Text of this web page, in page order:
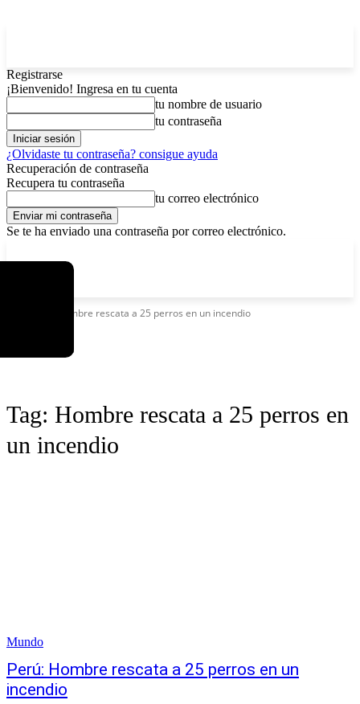
Registrarse
¡Bienvenido! Ingresa en tu cuenta
tu nombre de usuario
tu contraseña
¿Olvidaste tu contraseña? consigue ayuda
Recuperación de contraseña
Recupera tu contraseña
tu correo electrónico
Se te ha enviado una contraseña por correo electrónico.
Hombre rescata a 25 perros en un incendio
Tag: Hombre rescata a 25 perros en
un incendio
Mundo
Perú: Hombre rescata a 25 perros en un
incendio